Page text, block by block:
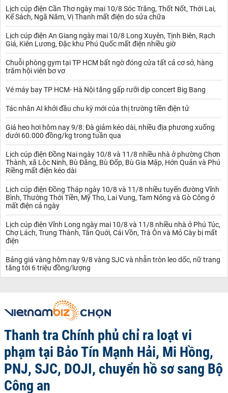
Lịch cúp điện Cần Thơ ngày mai 10/8 Sóc Trăng, Thốt Nốt, Thới Lai,
Kế Sách, Ngã Năm, Vị Thanh mất điện do sửa chữa
Lịch cúp điện An Giang ngày mai 10/8 Long Xuyên, Tịnh Biên, Rạch
Giá, Kiên Lương, Đặc khu Phú Quốc mất điện nhiều giờ
Chuỗi phòng gym tại TP HCM bất ngờ đóng cửa tất cả cơ sở, hàng
trăm hội viên bơ vơ
Vé máy bay TP HCM- Hà Nội tăng gấp rưỡi dịp concert Big Bang
Tác nhân AI khởi đầu chu kỳ mới của thị trường tiền điện tử
Giá heo hơi hôm nay 9/8: Đà giảm kéo dài, nhiều địa phương xuống
dưới 60.000 đồng/kg trong tuần qua
Lịch cúp điện Đồng Nai ngày 10/8 và 11/8 nhiều nhà ở phường Chơn
Thành, xã Lộc Ninh, Bù Đăng, Bù Đốp, Bù Gia Mập, Hớn Quản và Phú
Riềng mất điện kéo dài
Lịch cúp điện Đồng Tháp ngày 10/8 và 11/8 nhiều tuyến đường Vĩnh
Bình, Thường Thới Tiền, Mỹ Tho, Lai Vung, Tam Nông và Gò Công ở
mất điện cả ngày
Lịch cúp điện Vĩnh Long ngày mai 10/8 và 11/8 nhiều nhà ở Phú Túc,
Chợ Lách, Trung Thành, Tân Quới, Cái Vồn, Trà Ôn và Mỏ Cày bị mất
điện
Bảng giá vàng hôm nay 9/8 vàng SJC và nhẫn tròn leo dốc, nữ trang
tăng tới 6 triệu đồng/lượng
Thanh tra Chính phủ chỉ ra loạt vi
phạm tại Bảo Tín Mạnh Hải, Mi Hồng,
PNJ, SJC, DOJI, chuyển hồ sơ sang Bộ
Công an